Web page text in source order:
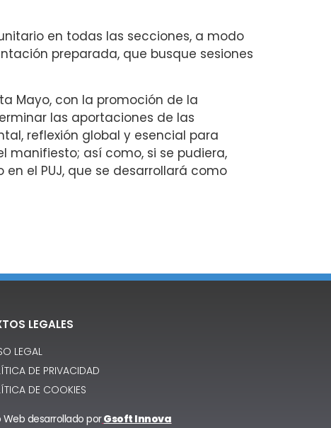
en todas las secciones, a modo
preparada, que busque sesiones
Mayo, con la promoción de la
las aportaciones de las
reflexión global y esencial para
manifiesto; así como, si se pudiera,
en el PUJ, que se desarrollará como
LEGALES
LEGAL
DE PRIVACIDAD
DE COOKIES
Web desarrollado porGsoft Innova